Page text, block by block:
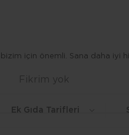
Ek Gıda Tarifleri
bizim için önemli. Sana daha iyi
Fikrim yok